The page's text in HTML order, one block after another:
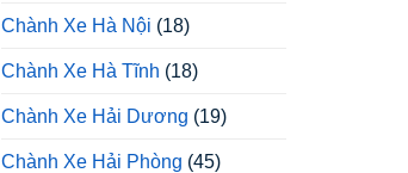
Chành Xe Hà Nội (18)
Chành Xe Hà Tĩnh (18)
Chành Xe Hải Dương (19)
Chành Xe Hải Phòng (45)